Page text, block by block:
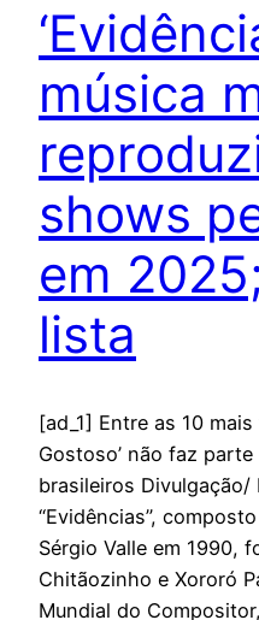
música
shows
em
lista
[ad_1] Entre as 10
Gostoso’ não faz
brasileiros Divulgação/
“Evidências”,
Sérgio Valle em 1990,
Chitãozinho e Xororó
Mundial do